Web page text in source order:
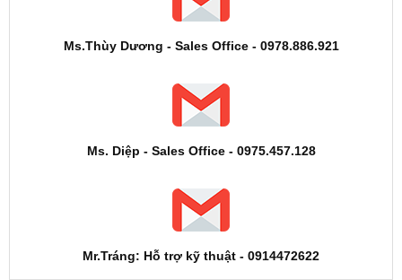
Ms.Thùy Dương - Sales Office - 0978.886.921
Ms. Diệp - Sales Office - 0975.457.128
Mr.Tráng: Hỗ trợ kỹ thuật - 0914472622